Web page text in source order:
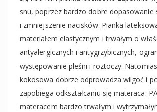
snu, poprzez bardzo dobre dopasowanie
i zmniejszenie nacisków. Pianka
materiałem elastycznym i trwałym o
antyalergicznych i antygrzybicznych,
występowanie pleśni i roztoczy.
kokosowa dobrze odprowadza wilgoć i
zapobiega odkształcaniu się materaca.
materacem bardzo trwałym i